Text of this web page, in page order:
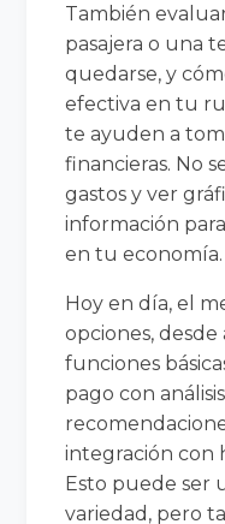
También
pasajera o una
quedarse, y
efectiva en tu
te ayuden a
financieras. No
gastos y ver
información
en tu economía.
Hoy en día, el
opciones,
funciones
pago con
integración con
Esto puede ser
variedad, pero